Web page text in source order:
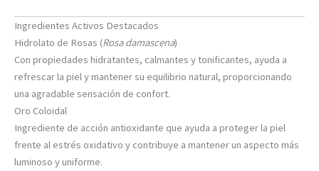
Ingredientes Activos Destacados
Hidrolato de Rosas (Rosa damascena)
Con propiedades hidratantes, calmantes y tonificantes, ayuda a
refrescar la piel y mantener su equilibrio natural, proporcionando
una agradable sensación de confort.
Oro Coloidal
Ingrediente de acción antioxidante que ayuda a proteger la piel
frente al estrés oxidativo y contribuye a mantener un aspecto más
luminoso y uniforme.